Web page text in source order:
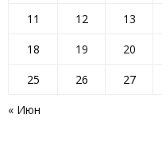
« Июн
11
12 13
18
19 20
25
26 27